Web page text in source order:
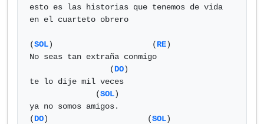
esto es las historias que tenemos de vida
en el cuarteto obrero
(SOL)                     (RE)
No seas tan extraña conmigo
                 (
DO)
te lo dije mil veces
              (
SOL)
ya no somos amigos.
(DO)                     (SOL)